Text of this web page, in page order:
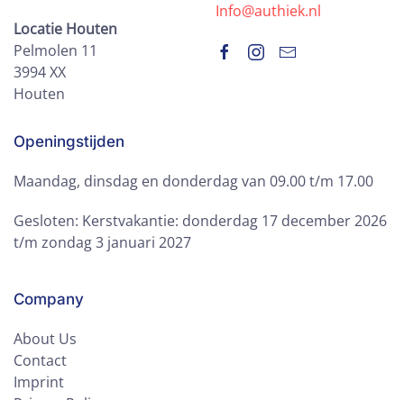
Locatie Houten
Pelmolen 11
3994 XX
Houten
Info@authiek.nl
Openingstijden
Maandag, dinsdag en donderdag van 09.00 t/m 17.00
Gesloten: Kerstvakantie: donderdag 17 december 2026
t/m zondag 3 januari 2027
Company
About Us
Contact
Imprint